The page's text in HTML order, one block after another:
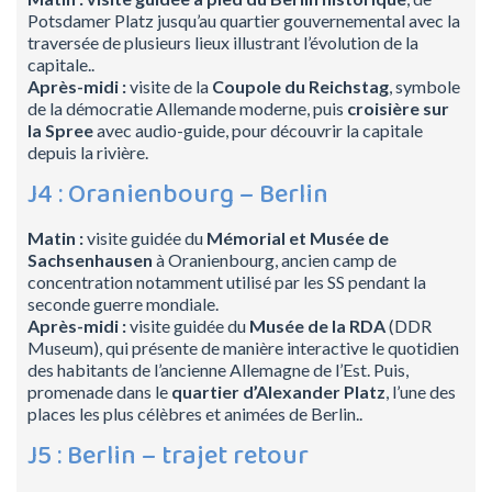
Potsdamer Platz jusqu’au quartier gouvernemental avec la
traversée de plusieurs lieux illustrant l’évolution de la
capitale..
Après-midi :visite de la Coupole du Reichstag , symbole
de la démocratie Allemande moderne, puis croisière sur
la Spreeavec audio-guide, pour découvrir la capitale
depuis la rivière.
J4 : Oranienbourg – Berlin
Matin :visite guidée du Mémorial et Musée de
Sachsenhausen à Oranienbourg, ancien camp de
concentration notamment utilisé par les SS pendant la
seconde guerre mondiale.
Après-midi :visite guidée du Musée de la RDA(DDR
Museum), qui présente de manière interactive le quotidien
des habitants de l’ancienne Allemagne de l’Est. Puis,
promenade dans le quartier d’Alexander Platz , l’une des
places les plus célèbres et animées de Berlin..
J5 : Berlin – trajet retour